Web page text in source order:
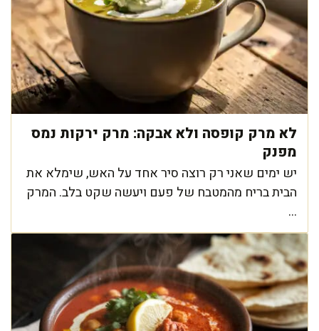
לא מרק קופסה ולא אבקה: מרק ירקות נמס
מפנק
יש ימים שאני רק רוצה סיר אחד על האש, שימלא את
הבית בריח מהמטבח של פעם ויעשה שקט בלב. המרק
...